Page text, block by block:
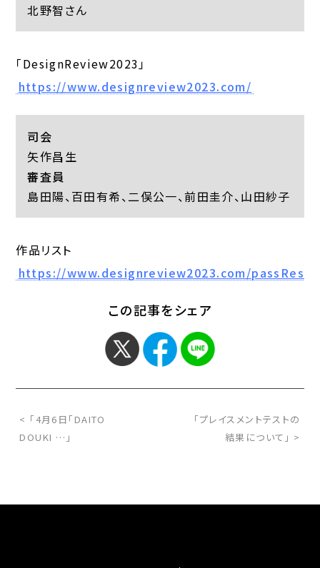
北野智さん
「DesignReview2023」
https://www.designreview2023.com/
司会
矢作昌生
審査員
島田陽、百田有希、二俣公一、前田圭介、山田紗子
作品リスト
https://www.designreview2023.com/
この記事をシェア
< 「4月6日「DAITO
DOUKI …」
「プレイスメントテストの
結果について」 >